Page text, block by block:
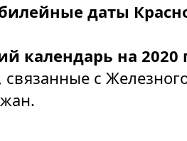
даты
календарь на 2020
с